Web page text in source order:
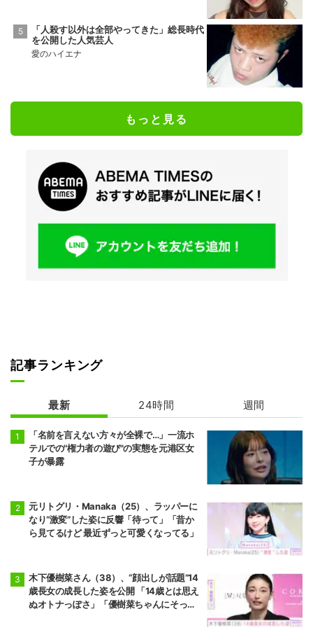
「人殺す以外は全部やってきた」総長時代
を公開した人気芸人
愛のハイエナ
もっと見る
記事ランキング
最新 24時間 週間
「名前を言えない方々が全裸で…」一流ホ
テルでの"権力者の遊び"の実態を元港区女
子が暴露
元リトグリ・Manaka（25）、ラッパーに
なり“激変”した姿に反響「待って」「昔か
ら見てるけど 最近ずっと可愛くなってる」
木下優樹菜さん（38）、“顔出しが話題”14
歳長女の成長した姿を公開 「14歳とは思え
ぬオトナっぽさ」「優樹菜ちゃんにそっく